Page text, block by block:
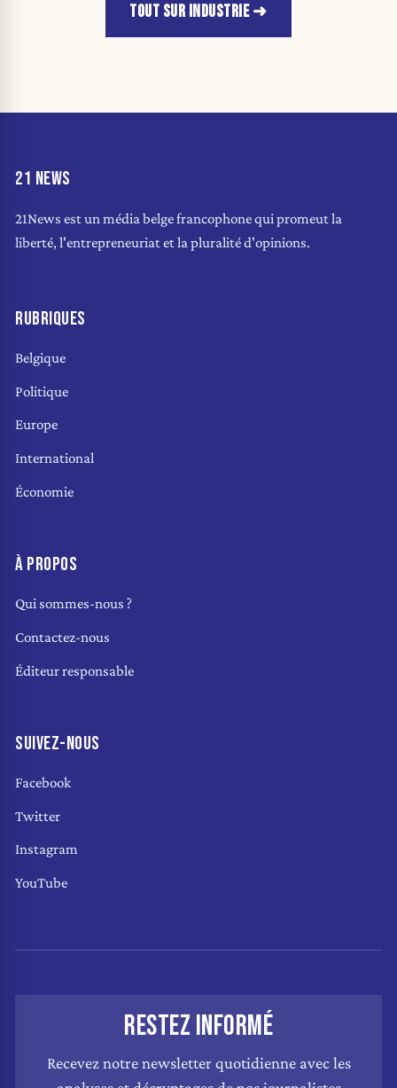
TOUT SUR INDUSTRIE
21 NEWS
21News est un média belge francophone qui promeut la
liberté, l'entrepreneuriat et la pluralité d'opinions.
RUBRIQUES
Belgique
Politique
Europe
International
Économie
À PROPOS
Qui sommes-nous ?
Contactez-nous
Éditeur responsable
SUIVEZ-NOUS
Facebook
Twitter
Instagram
YouTube
RESTEZ INFORMÉ
Recevez notre newsletter quotidienne avec les